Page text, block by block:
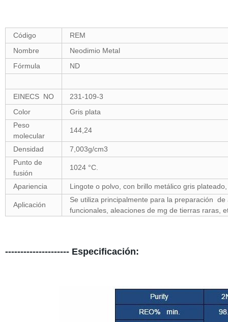
Código
REM
Nombre
Neodimio Metal
Fórmula
ND
EINECS NO
231-109-3
Color
Gris plata
Peso
molecular
144,24
Densidad
7,003g/cm3
Punto de
fusión
1024 °C.
Apariencia Lingote o polvo, con brillo metálico gris
Aplicación
Se utiliza principalmente para la preparación
funcionales, aleaciones de mg de tierras raras,
--------------------- Especificación: